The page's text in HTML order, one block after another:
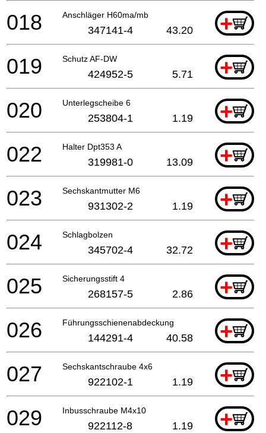
Anschläger H60ma/mb +
018 347141-4 43.20
Schutz AF-DW +
019 424952-5 5.71
Unterlegscheibe 6 +
020 253804-1 1.19
Halter Dpt353 A +
022 319981-0 13.09
Sechskantmutter M6 +
023 931302-2 1.19
Schlagbolzen +
024 345702-4 32.72
Sicherungsstift 4 +
025 268157-5 2.86
Führungsschienenabdeckung +
026 144291-4 40.58
Sechskantschraube 4x6 +
027 922102-1 1.19
Inbusschraube M4x10 +
029 922112-8 1.19